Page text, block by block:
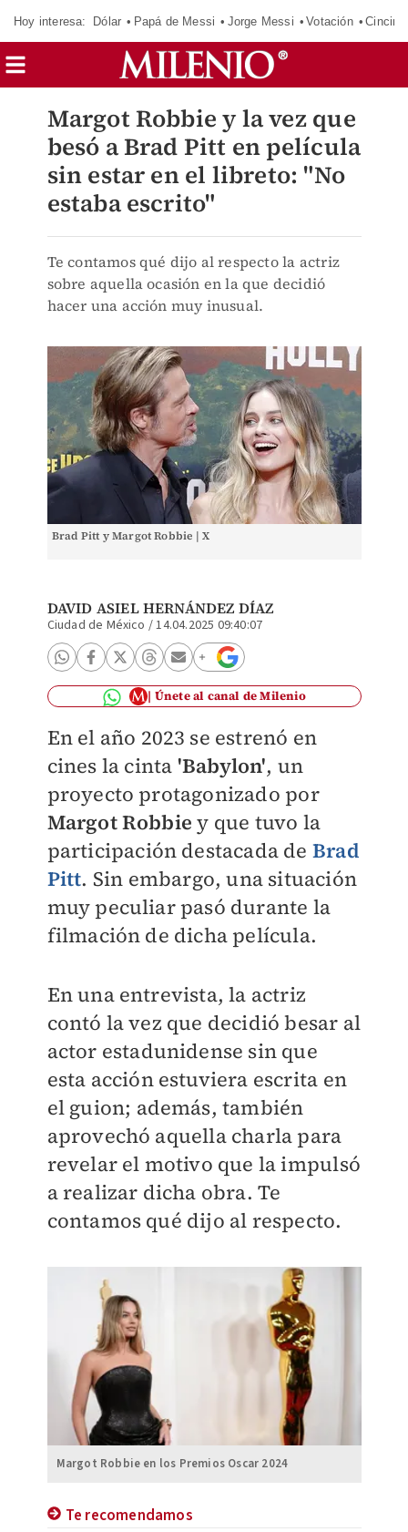
Hoy interesa: Dólar Papá de Messi Jorge Messi Votación
Margot Robbie y la vez que
besó a Brad Pitt en película
sin estar en el libreto: "No
estaba escrito"
Te contamos qué dijo al respecto la actriz
sobre aquella ocasión en la que decidió
hacer una acción muy inusual.
Brad Pitt y Margot Robbie | X
DAVID ASIEL HERNÁNDEZ DÍAZ
Ciudad de México /14.04.2025 09:40:07
Únete al canal de Milenio
En el año 2023 se estrenó en
cines la cinta 'Babylon', un
proyecto protagonizado por
Margot Robbie y que tuvo la
participación destacada de Brad
Pitt. Sin embargo, una situación
muy peculiar pasó durante la
filmación de dicha película.
En una entrevista, la actriz
contó la vez que decidió besar al
actor estadunidense sin que
esta acción estuviera escrita en
el guion; además, también
aprovechó aquella charla para
revelar el motivo que la impulsó
a realizar dicha obra. Te
contamos qué dijo al respecto.
Margot Robbie en los Premios Oscar 2024
Te recomendamos